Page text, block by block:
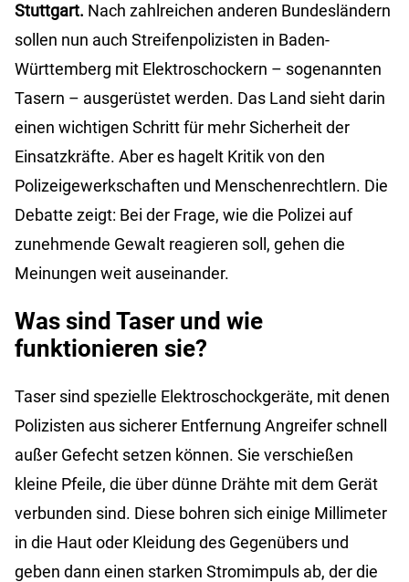
Stuttgart. Nach zahlreichen anderen Bundesländern
sollen nun auch Streifenpolizisten in Baden-
Württemberg mit Elektroschockern – sogenannten
Tasern – ausgerüstet werden. Das Land sieht darin
einen wichtigen Schritt für mehr Sicherheit der
Einsatzkräfte. Aber es hagelt Kritik von den
Polizeigewerkschaften und Menschenrechtlern. Die
Debatte zeigt: Bei der Frage, wie die Polizei auf
zunehmende Gewalt reagieren soll, gehen die
Meinungen weit auseinander.
Was sind Taser und wie
funktionieren sie?
Taser sind spezielle Elektroschockgeräte, mit denen
Polizisten aus sicherer Entfernung Angreifer schnell
außer Gefecht setzen können. Sie verschießen
kleine Pfeile, die über dünne Drähte mit dem Gerät
verbunden sind. Diese bohren sich einige Millimeter
in die Haut oder Kleidung des Gegenübers und
geben dann einen starken Stromimpuls ab, der die